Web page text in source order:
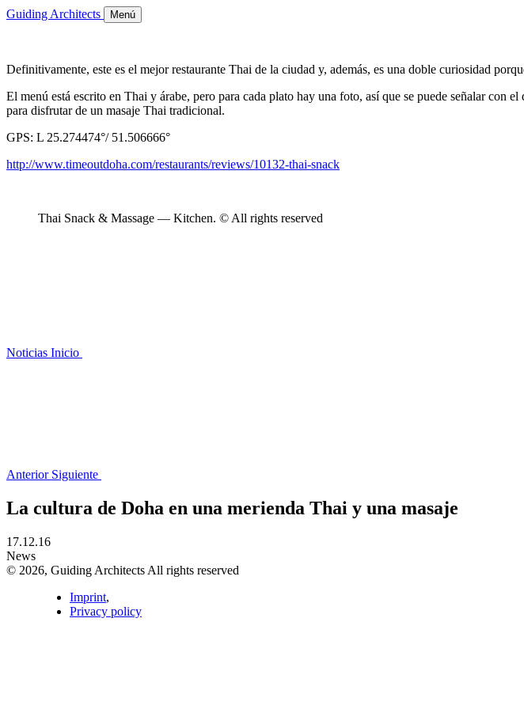
Guiding Architects Menú
Definitivamente, este es el mejor restaurante Thai de la ciudad y, además, es una doble curiosidad
El menú está escrito en Thai y árabe, pero para cada plato hay una foto, así que se puede señalar
para disfrutar de un masaje Thai tradicional.
GPS: L 25.274474°/ 51.506666°
http://www.timeoutdoha.com/restaurants/reviews/10132-thai-snack
Thai Snack & Massage — Kitchen. © All rights reserved
Noticias Inicio
Anterior Siguiente
La cultura de Doha en una merienda Thai y una masaje
17.12.16
News
© 2026, Guiding Architects All rights reserved
Imprint,
Privacy policy